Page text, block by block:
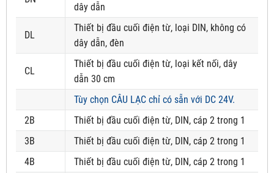
dây dẫn
DL
Thiết bị đầu cuối điện từ, loại DIN, không có
dây dẫn, đèn
CL
Thiết bị đầu cuối điện từ, loại kết nối, dây
dẫn 30 cm
Tùy chọn CÂU LẠC chỉ có sẵn với DC 24V.
2B
Thiết bị đầu cuối điện từ, DIN, cáp 2 trong 1
3B
Thiết bị đầu cuối điện từ, DIN, cáp 2 trong 1
4B
Thiết bị đầu cuối điện từ, DIN, cáp 2 trong 1